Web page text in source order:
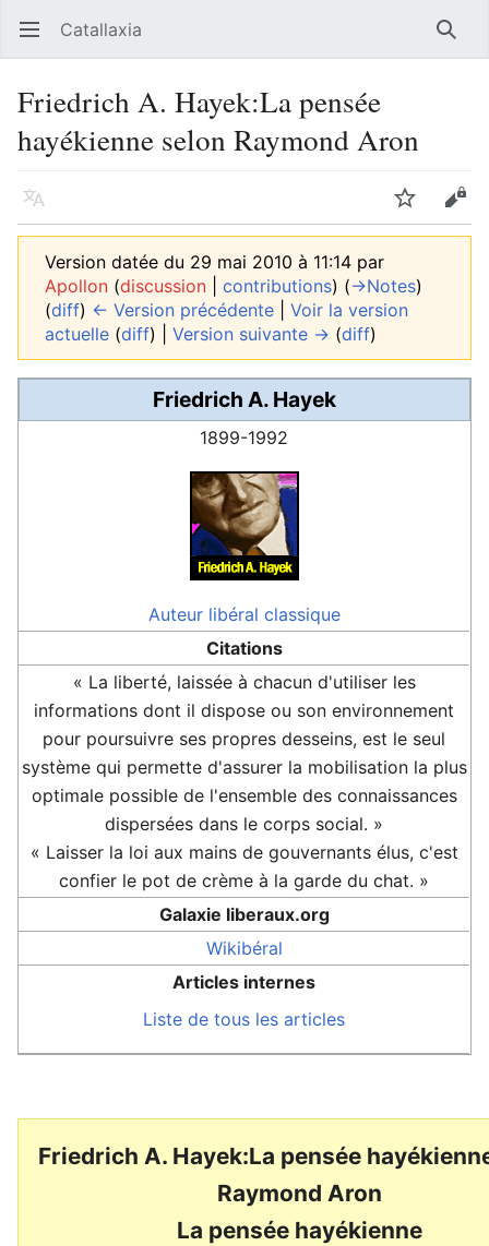
Ouvrir le menu principal Catallaxia
Friedrich A. Hayek:La pensée
hayékienne selon Raymond Aron
Langue Suivre
Version datée du 29 mai 2010 à 11:14 par
Apollon (discussion contributions) (→‎Notes)
(diff) ← Version précédente
Voir la version
actuelle (diff) | Version suivante → (diff)
Friedrich A. Hayek
1899-1992
Auteur libéral classique
Citations
« La liberté, laissée à chacun d'utiliser les
informations dont il dispose ou son environnement
pour poursuivre ses propres desseins, est le seul
système qui permette d'assurer la mobilisation la plus
optimale possible de l'ensemble des connaissances
dispersées dans le corps social. »
« Laisser la loi aux mains de gouvernants élus, c'est
confier le pot de crème à la garde du chat. »
Galaxie liberaux.org
Wikibéral
Articles internes
Liste de tous les articles
Friedrich A. Hayek:La pensée
Raymond Aron
La pensée hayékienne